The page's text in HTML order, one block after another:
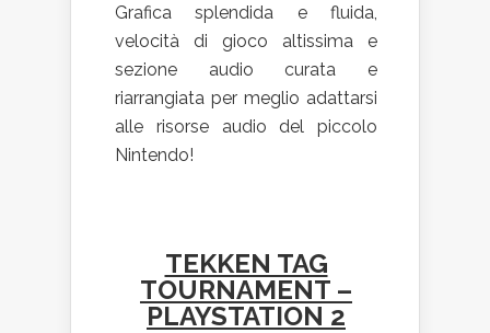
Grafica splendida e fluida,
velocità di gioco altissima e
sezione audio curata e
riarrangiata per meglio adattarsi
alle risorse audio del piccolo
Nintendo!
TEKKEN TAG
TOURNAMENT –
PLAYSTATION 2